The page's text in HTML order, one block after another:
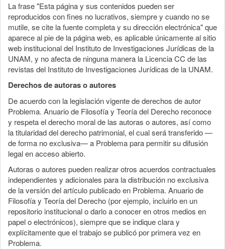
La frase "Esta página y sus contenidos pueden ser
reproducidos con fines no lucrativos, siempre y cuando no se
mutile, se cite la fuente completa y su dirección electrónica" que
aparece al pie de la página web, es aplicable únicamente al sitio
web institucional del Instituto de Investigaciones Jurídicas de la
UNAM, y no afecta de ninguna manera la Licencia CC de las
revistas del Instituto de Investigaciones Jurídicas de la UNAM.
Derechos de autoras o autores
De acuerdo con la legislación vigente de derechos de autor
Problema. Anuario de Filosofía y Teoría del Derecho reconoce
y respeta el derecho moral de las autoras o autores, así como
la titularidad del derecho patrimonial, el cual será transferido —
de forma no exclusiva— a Problema para permitir su difusión
legal en acceso abierto.
Autoras o autores pueden realizar otros acuerdos contractuales
independientes y adicionales para la distribución no exclusiva
de la versión del artículo publicado en Problema. Anuario de
Filosofía y Teoría del Derecho (por ejemplo, incluirlo en un
repositorio institucional o darlo a conocer en otros medios en
papel o electrónicos), siempre que se indique clara y
explícitamente que el trabajo se publicó por primera vez en
Problema.